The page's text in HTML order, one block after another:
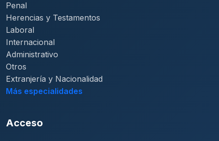
Penal
Herencias y Testamentos
Laboral
Internacional
Administrativo
Otros
Extranjería y Nacionalidad
Más especialidades
Acceso